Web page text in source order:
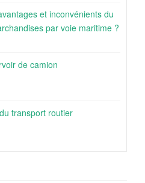
et inconvénients du
par voie maritime ?
de camion
transport routier